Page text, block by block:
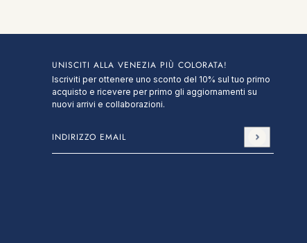
UNISCITI ALLA VENEZIA PIÙ COLORATA!
Iscriviti per ottenere uno sconto del 10% sul tuo primo
acquisto e ricevere per primo gli aggiornamenti su
nuovi arrivi e collaborazioni.
Indirizzo email
Questo sito è protetto da hCaptcha e applica le